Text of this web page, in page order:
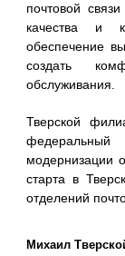
почтовой
качества и
обеспечение
создать
обслуживания.
Тверской
модернизации
старта в
отделений
Михаил